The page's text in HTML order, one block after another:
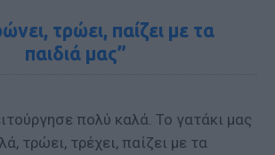
τρώει, παίζει με τα
παιδιά μας”
πολύ καλά. Το γατάκι μας
τρώει, τρέχει, παίζει με τα